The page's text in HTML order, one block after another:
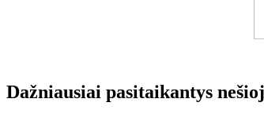
Dažniausiai pasitaikantys